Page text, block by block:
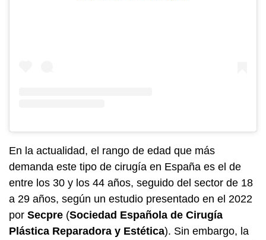
En la actualidad, el rango de edad que más
demanda este tipo de cirugía en España es el de
entre los 30 y los 44 años, seguido del sector de 18
a 29 años, según un estudio presentado en el 2022
por Secpre (Sociedad Española de Cirugía
Plástica Reparadora y Estética). Sin embargo, la